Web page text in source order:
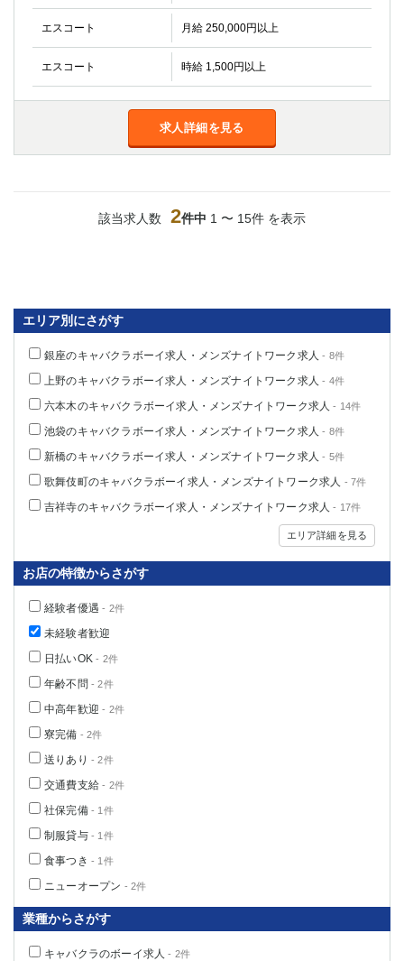
エスコート 月給 250,000円以上
エスコート 時給 1,500円以上
求人詳細を見る
該当求人数 2件中 1 〜 15件 を表示
エリア別にさがす
銀座のキャバクラボーイ求人・メンズナイトワーク求人 - 8件
上野のキャバクラボーイ求人・メンズナイトワーク求人 - 4件
六本木のキャバクラボーイ求人・メンズナイトワーク求人 - 14件
池袋のキャバクラボーイ求人・メンズナイトワーク求人 - 8件
新橋のキャバクラボーイ求人・メンズナイトワーク求人 - 5件
歌舞伎町のキャバクラボーイ求人・メンズナイトワーク求人 - 7件
吉祥寺のキャバクラボーイ求人・メンズナイトワーク求人 - 17件
エリア詳細を見る
お店の特徴からさがす
経験者優遇 - 2件
未経験者歓迎
日払いOK - 2件
年齢不問 - 2件
中高年歓迎 - 2件
寮完備 - 2件
送りあり - 2件
交通費支給 - 2件
社保完備- 1件
制服貸与- 1件
食事つき - 1件
ニューオープン - 2件
業種からさがす
キャバクラのボーイ求人 - 2件
春日部
川口
蕨
千葉県
津田沼
千葉
西船橋
佐倉
松戸
栃木県
東武宇都宮（宇都宮西口）
茨城県
土浦 ひたち野うしく
群馬県
高崎 館林
該当求人 0件